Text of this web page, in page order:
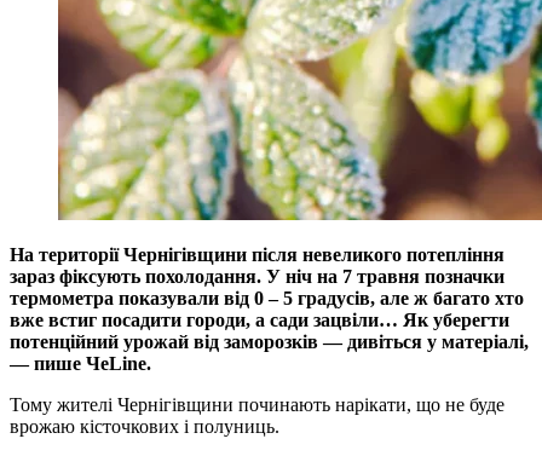
На території Чернігівщини після невеликого потепління
зараз фіксують похолодання. У ніч на 7 травня позначки
термометра показували від 0 – 5 градусів, але ж багато хто
вже встиг посадити городи, а сади зацвіли… Як уберегти
потенційний урожай від заморозків — дивіться у матеріалі,
— пише ЧеLine.
Тому жителі Чернігівщини починають нарікати, що не буде
врожаю кісточкових і полуниць.